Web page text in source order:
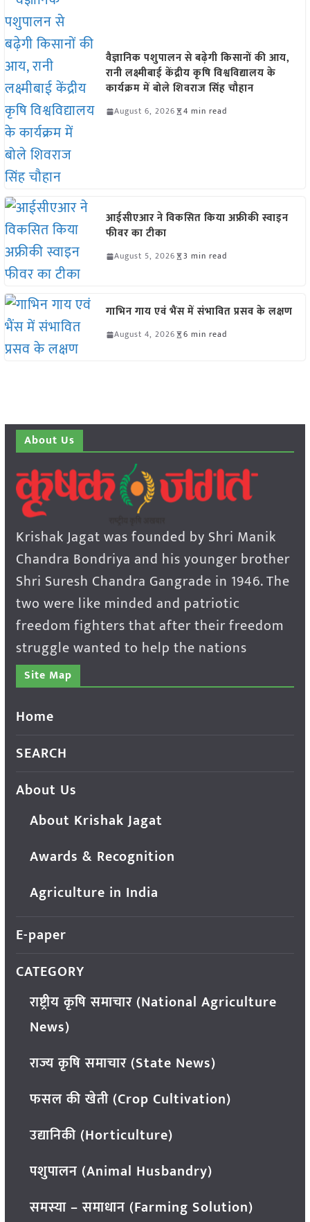
वैज्ञानिक पशुपालन से बढ़ेगी किसानों की आय,
रानी लक्ष्मीबाई केंद्रीय कृषि विश्वविद्यालय के
कार्यक्रम में बोले शिवराज सिंह चौहान
August 6, 2026 4 min read
आईसीएआर ने विकसित किया अफ्रीकी स्वाइन
फीवर का टीका
August 5, 2026 3 min read
गाभिन गाय एवं भैंस में संभावित प्रसव के लक्षण
August 4, 2026 6 min read
About Us
Krishak Jagat was founded by Shri Manik
Chandra Bondriya and his younger brother
Shri Suresh Chandra Gangrade in 1946. The
two were like minded and patriotic
freedom fighters that after their freedom
struggle wanted to help the nations
Site Map
Home
SEARCH
About Us
About Krishak Jagat
Awards & Recognition
Agriculture in India
E-paper
CATEGORY
राष्ट्रीय कृषि समाचार (National Agriculture
News)
राज्य कृषि समाचार (State News)
फसल की खेती (Crop Cultivation)
उद्यानिकी (Horticulture)
पशुपालन (Animal Husbandry)
समस्या – समाधान (Farming Solution)